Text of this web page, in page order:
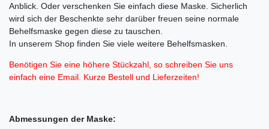
Anblick. Oder verschenken Sie einfach diese Maske. Sicherlich
wird sich der Beschenkte sehr darüber freuen seine normale
Behelfsmaske gegen diese zu tauschen.
In unserem Shop finden Sie viele weitere Behelfsmasken.
Benötigen Sie eine höhere Stückzahl, so schreiben Sie uns
einfach eine Email. Kurze Bestell und Lieferzeiten!
Abmessungen der Maske: